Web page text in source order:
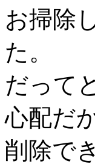
お掃除
た。
だって
心配だ
削除で